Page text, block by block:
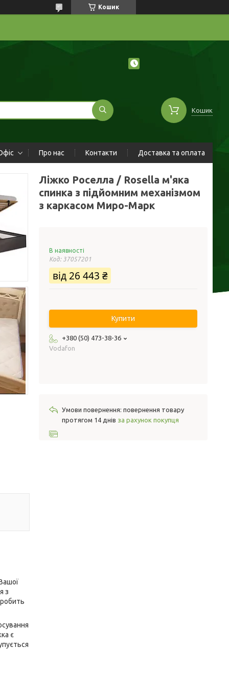
Кошик
Кошик
Про нас Контакти Доставка та оплата
з
є
Ліжко Роселла / Rosella м'яка
спинка з підйомним механізмом
з каркасом Миро-Марк
В наявності
Код: 37057201
від26 443 ₴
Купити
+380 (50) 473-38-36
Vodafon
повернення товару
протягом 14 днів за рахунок покупця